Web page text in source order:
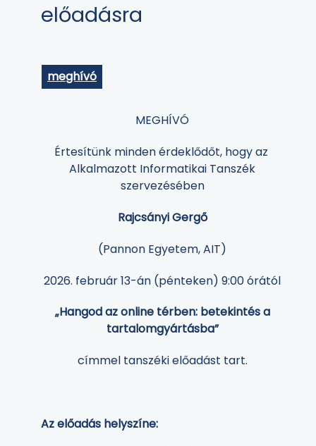
előadásra
meghívó
MEGHÍVÓ
Értesítünk minden érdeklődőt, hogy az
Alkalmazott Informatikai Tanszék
szervezésében
Rajcsányi Gergő
(Pannon Egyetem, AIT)
2026. február 13-án (pénteken) 9:00 órától
„Hangod az online térben: betekintés a
tartalomgyártásba”
címmel tanszéki előadást tart.
Az előadás helyszíne: